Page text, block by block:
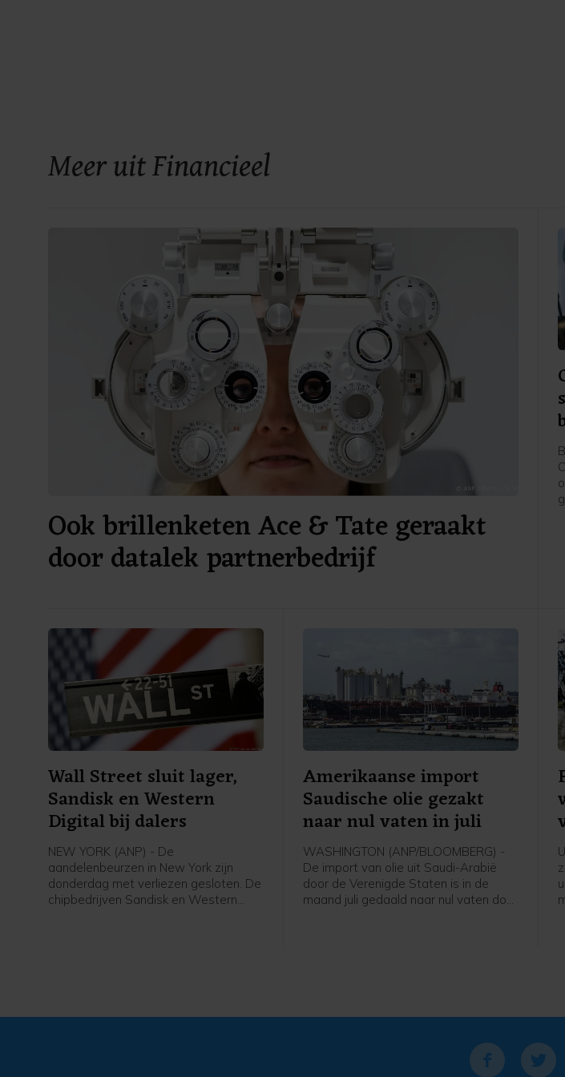
Meer uit Financieel
Ook brillenketen Ace & Tate geraakt
door datalek partnerbedrijf
Wall Street sluit lager,
Sandisk en Western
Digital bij dalers
NEW YORK (ANP) - De
aandelenbeurzen in New York zijn
donderdag met verliezen gesloten. De
chipbedrijven Sandisk en Western
Amerikaanse import
Saudische olie gezakt
naar nul vaten in juli
WASHINGTON (ANP/BLOOMBERG) -
De import van olie uit Saudi-Arabië
door de Verenigde Staten is in de
maand juli gedaald naar nul vaten door